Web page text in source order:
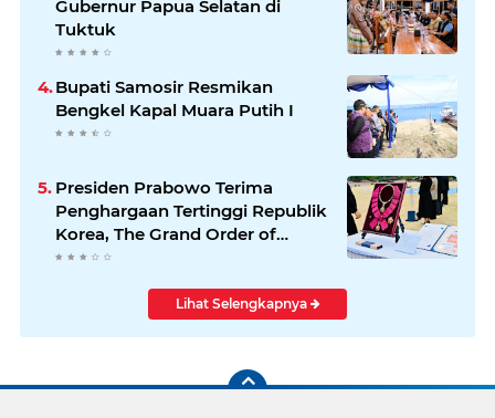
Gubernur Papua Selatan di
Tuktuk
Bupati Samosir Resmikan
Bengkel Kapal Muara Putih I
Presiden Prabowo Terima
Penghargaan Tertinggi Republik
Korea, The Grand Order of
Mugunghwa
Lihat Selengkapnya